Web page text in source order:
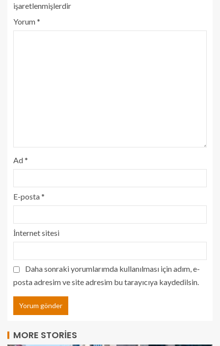
işaretlenmişlerdir
Yorum*
Ad*
E-posta*
İnternet sitesi
Daha sonraki yorumlarımda kullanılması için adım, e-
posta adresim ve site adresim bu tarayıcıya kaydedilsin.
MORE STORIES